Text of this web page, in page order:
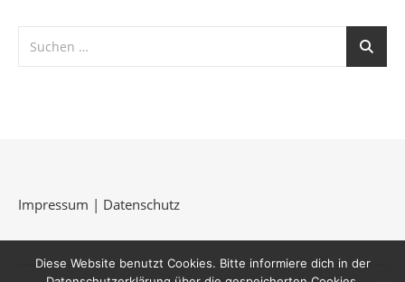
Impressum | Datenschutz
Diese Website benutzt Cookies. Bitte informiere dich in der